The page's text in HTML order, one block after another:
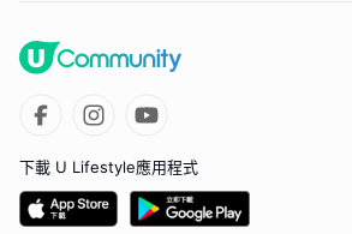
下載 U Lifestyle應用程式